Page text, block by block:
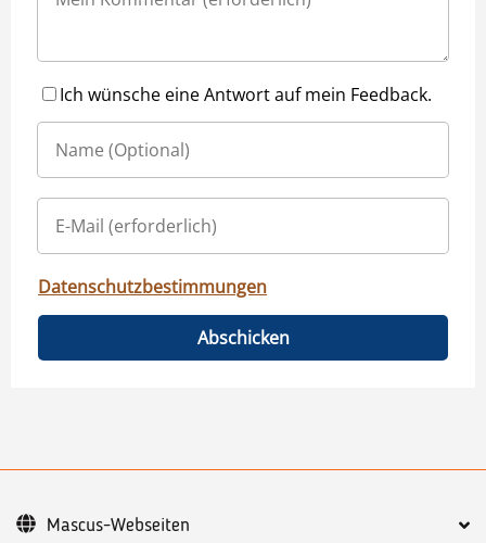
Ich wünsche eine Antwort auf mein Feedback.
Datenschutzbestimmungen
Abschicken
Mascus-Webseiten